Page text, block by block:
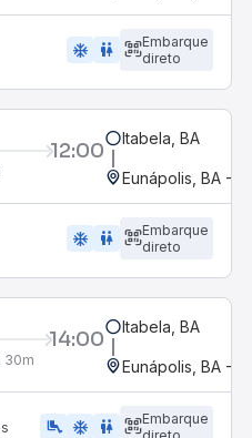
ac_unit wc
Embarque
direto
12:00 Itabela, BA
Eunápolis, BA -
ac_unit wc
Embarque
direto
14:00
30m
Itabela, BA
Eunápolis, BA -
airline_seat_legroom_extra ac_unit WC
Embarque